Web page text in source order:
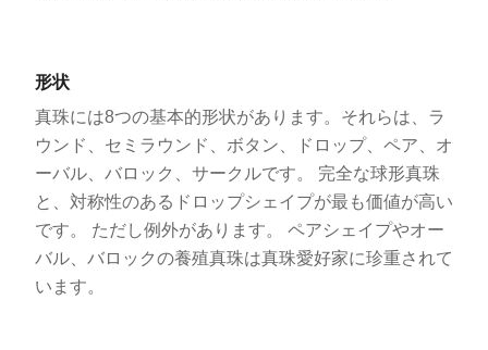
形状
真珠には8つの基本的形状があります。それらは、ラ
ウンド、セミラウンド、ボタン、ドロップ、ペア、オ
ーバル、バロック、サークルです。 完全な球形真珠
と、対称性のあるドロップシェイプが最も価値が高い
です。 ただし例外があります。 ペアシェイプやオー
バル、バロックの養殖真珠は真珠愛好家に珍重されて
います。